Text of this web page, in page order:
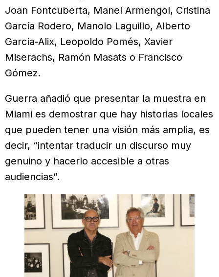
Joan Fontcuberta, Manel Armengol, Cristina
García Rodero, Manolo Laguillo, Alberto
García-Alix, Leopoldo Pomés, Xavier
Miserachs, Ramón Masats o Francisco
Gómez.
Guerra añadió que presentar la muestra en
Miami es demostrar que hay historias locales
que pueden tener una visión más amplia, es
decir, “intentar traducir un discurso muy
genuino y hacerlo accesible a otras
audiencias”.